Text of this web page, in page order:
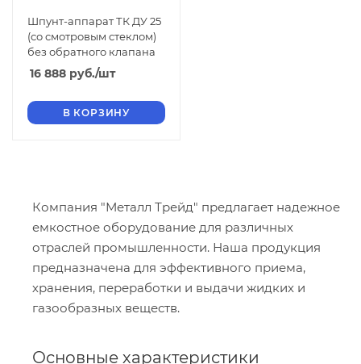
Шпунт-аппарат ТК ДУ 25
(со смотровым стеклом)
без обратного клапана
16 888 руб./шт
В КОРЗИНУ
Компания "Металл Трейд" предлагает надежное
емкостное оборудование для различных
отраслей промышленности. Наша продукция
предназначена для эффективного приема,
хранения, переработки и выдачи жидких и
газообразных веществ.
Основные характеристики